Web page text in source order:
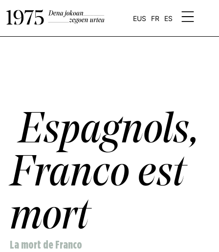
EUS FR ES
Espagnols,
Franco est
mort
La mort de Franco